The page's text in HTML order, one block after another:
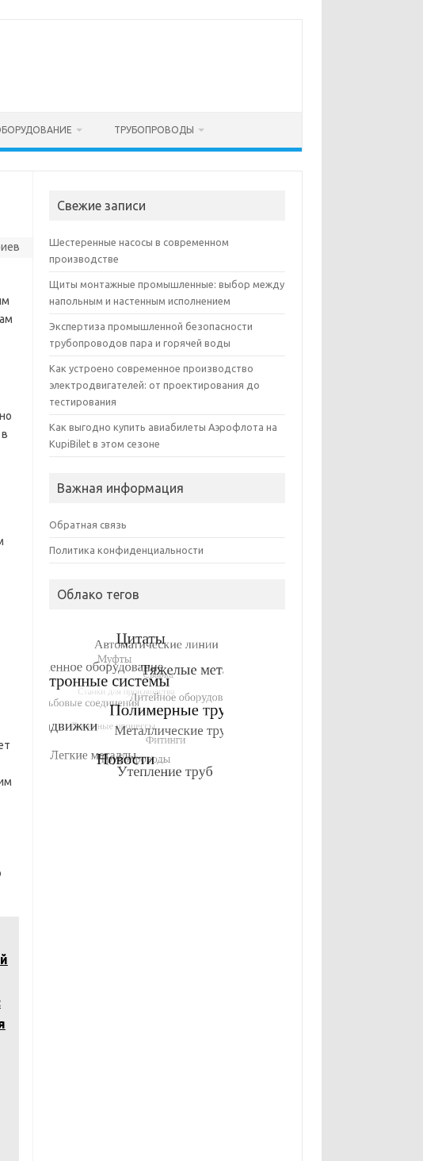
ТРУБОПРОВОДЫ
Свежие записи
Шестеренные насосы в современном
производстве
Щиты монтажные промышленные: выбор между
напольным и настенным исполнением
Экспертиза промышленной безопасности
трубопроводов пара и горячей воды
Как устроено современное производство
электродвигателей: от проектирования до
тестирования
Как выгодно купить авиабилеты Аэрофлота на
KupiBilet в этом сезоне
Важная информация
Обратная связь
Политика конфиденциальности
Облако тегов